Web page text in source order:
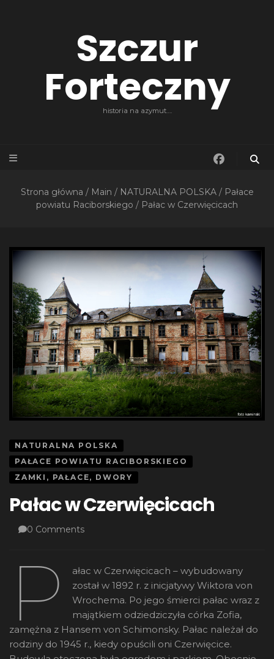
Szczur
Forteczny
historia na azymut….
Strona główna / Main / NATURALNA POLSKA / Pałace
powiatu Raciborskiego / Pałac w Czerwięcicach
NATURALNA POLSKA
PAŁACE POWIATU RACIBORSKIEGO
ZAMKI, PAŁACE, DWORY
Pałac w Czerwięcicach
0 Comments
P
ałac w Czerwięcicach – wybudowany
został w 1892 r. z inicjatywy Wiktora von
Wrochema. Po jego śmierci pałac wraz z
majątkiem odziedziczyła córka Zofia,
zamężna z Hansem von Schimonsky. Pałac należał do
rodziny do 1945 r., kiedy opuścili oni Czerwięcice.